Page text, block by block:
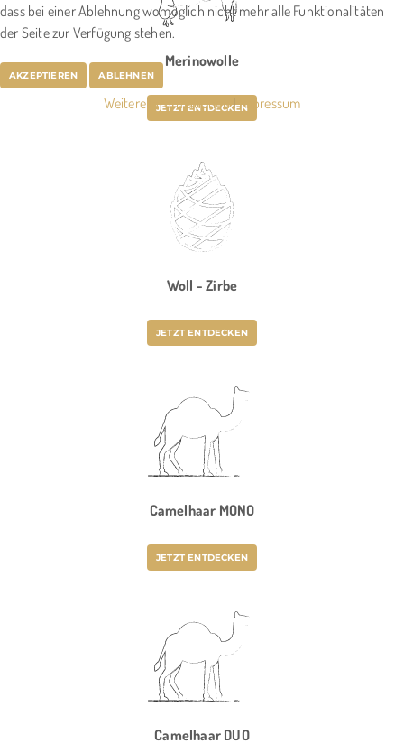
Merinowolle
JETZT ENTDECKEN
Woll - Zirbe
JETZT ENTDECKEN
Camelhaar MONO
JETZT ENTDECKEN
Camelhaar DUO
dass bei einer Ablehnung womöglich nicht mehr alle Funktionalitäten
der Seite zur Verfügung stehen.
AKZEPTIEREN ABLEHNEN
Weitere Informationen|Impressum